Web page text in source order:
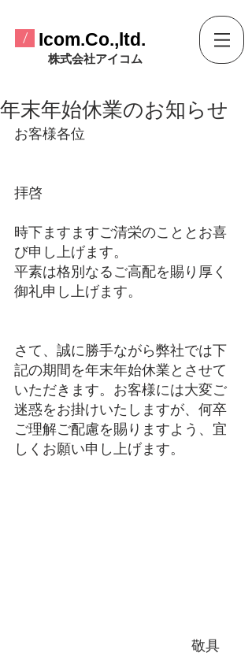
/ ​Icom.Co.,ltd.
​株式会社アイコム
年末年始休業のお知らせ
お客様各位
拝啓
時下ますますご清栄のこととお喜
び申し上げます。
平素は格別なるご高配を賜り厚く
御礼申し上げます。
さて、誠に勝手ながら弊社では下
記の期間を年末年始休業とさせて
いただきます。お客様には大変ご
迷惑をお掛けいたしますが、何卒
ご理解ご配慮を賜りますよう、宜
しくお願い申し上げます。
                                             敬具